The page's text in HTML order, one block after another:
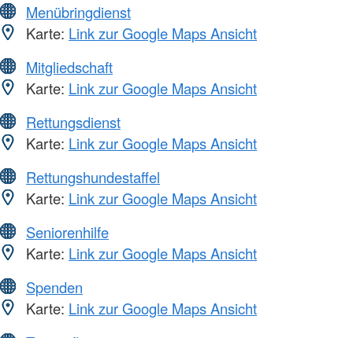
Menübringdienst
Karte: Link zur Google Maps Ansicht
Mitgliedschaft
Karte: Link zur Google Maps Ansicht
Rettungsdienst
Karte: Link zur Google Maps Ansicht
Rettungshundestaffel
Karte: Link zur Google Maps Ansicht
Seniorenhilfe
Karte: Link zur Google Maps Ansicht
Spenden
Karte: Link zur Google Maps Ansicht